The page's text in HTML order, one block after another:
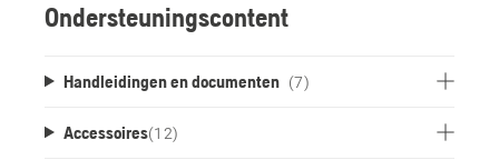
Ondersteuningscontent
Handleidingen en documenten (7)
Accessoires(12)